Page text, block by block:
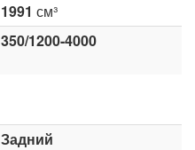
1991 см³
350/1200-4000
Задний